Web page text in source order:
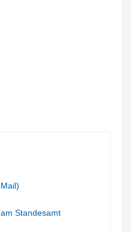
Standesamt